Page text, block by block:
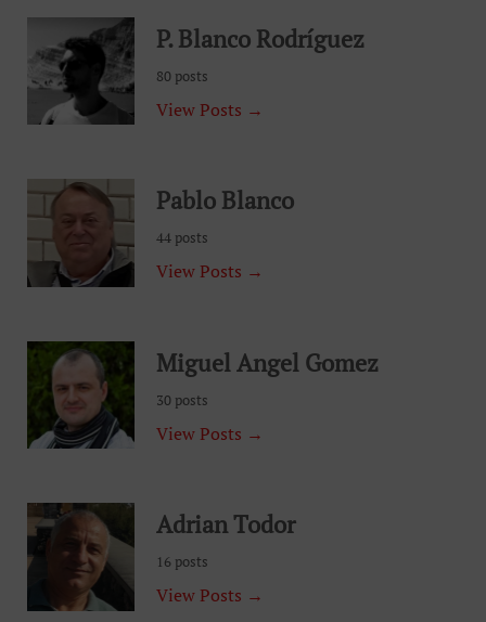
P. Blanco Rodríguez
80 posts
View Posts →
Pablo Blanco
44 posts
View Posts →
Miguel Angel Gomez
30 posts
View Posts →
Adrian Todor
16 posts
View Posts →